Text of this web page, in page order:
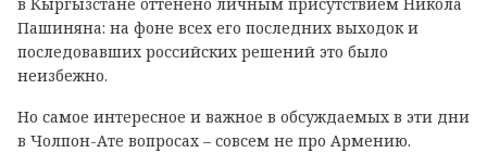
Пашиняна: на фоне всех его последних выходок и
последовавших российских решений это было
неизбежно.
Но самое интересное и важное в обсуждаемых в эти дни
в Чолпон-Ате вопросах – совсем не про Армению.